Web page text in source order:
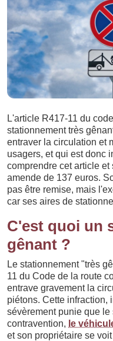
L'article R417-11 du
stationnement très
entraver la circulation et
usagers, et qui est donc
comprendre cet article
amende de 137 euros.
pas être remise, mais
car ses aires de
C'est quoi un
gênant ?
Le stationnement "très
11 du Code de la route
entrave gravement la
piétons. Cette infraction,
sévèrement punie que
contravention, le
et son propriétaire se